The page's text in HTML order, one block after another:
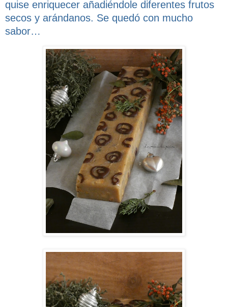
quise enriquecer añadiéndole diferentes frutos
secos y arándanos. Se quedó con mucho
sabor…